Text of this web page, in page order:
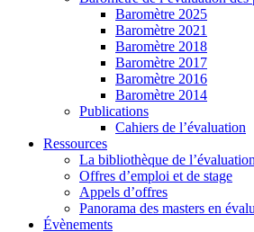
Baromètre 2025
Baromètre 2021
Baromètre 2018
Baromètre 2017
Baromètre 2016
Baromètre 2014
Publications
Cahiers de l’évaluation
Ressources
La bibliothèque de l’évaluation
Offres d’emploi et de stage
Appels d’offres
Panorama des masters en
Évènements